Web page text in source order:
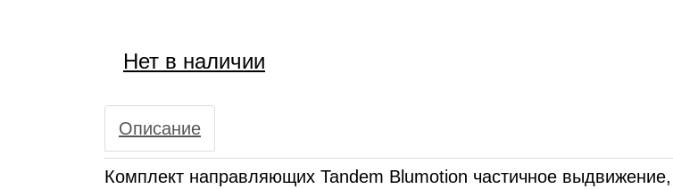
Нет в наличии
Описание
Комплект направляющих Tandem Blumotion частичное